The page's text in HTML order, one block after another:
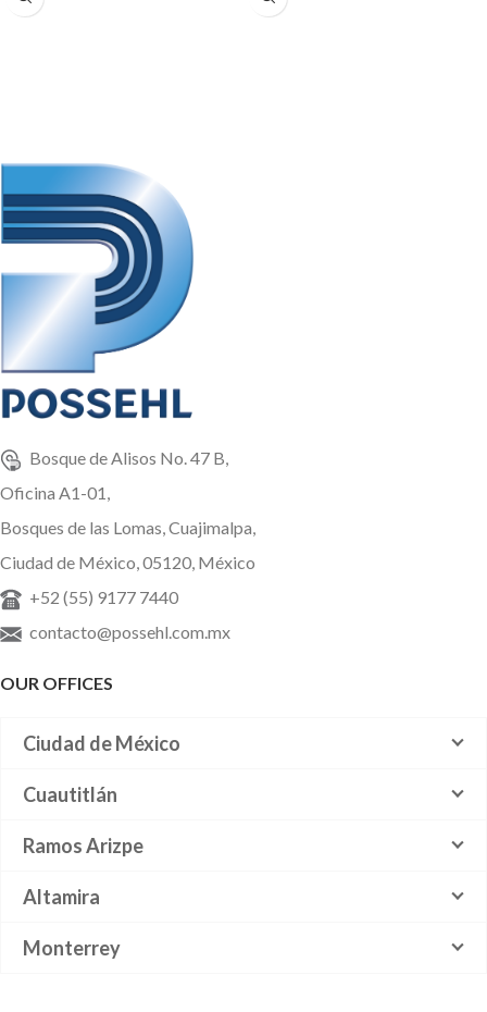
del complejo B. El producto tiene
zura como vehículo (corn-cob).
Sacos de: 25 KG, 0.50 TM y
Pallets de 1TM
(2S,2R)-2-amino-3-
Bosque de Alisos No. 47 B,
Oficina A1-01,
Bosques de las Lomas, Cuajimalpa,
Ciudad de México, 05120, México
+52 (55) 9177 7440
contacto@possehl.com.mx
OUR OFFICES
Ciudad de México
Cuautitlán
Ramos Arizpe
Altamira
Monterrey